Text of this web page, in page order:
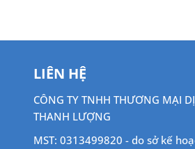
LIÊN HỆ
CÔNG TY TNHH THƯƠNG MẠI
THANH LƯỢNG
MST: 0313499820 - do sở kế